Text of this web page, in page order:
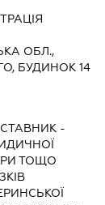
ОБЛ.,
БУДИНОК 14
-
ТОЩО